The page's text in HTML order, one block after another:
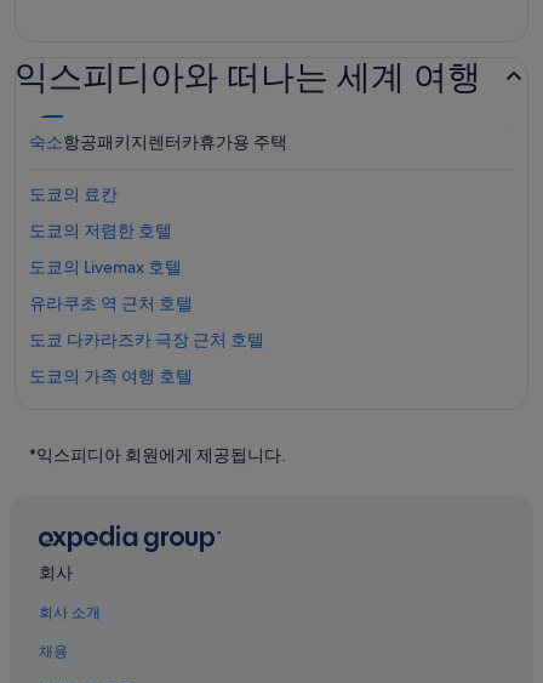
익스피디아와 떠나는 세계 여행
숙소항공패키지렌터카휴가용 주택
도쿄의 료칸
도쿄의 저렴한 호텔
도쿄의 Livemax 호텔
유라쿠초 역 근처 호텔
도쿄 다카라즈카 극장 근처 호텔
도쿄의 가족 여행 호텔
마츠야 긴자 근처 호텔
도쿄의 Tokyu Hotels
긴자의 5성급 호텔
*익스피디아 회원에게 제공됩니다.
회사
회사 소개
채용